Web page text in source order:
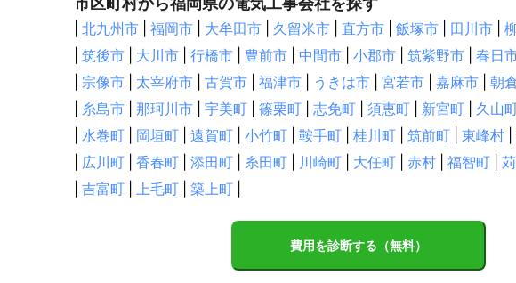
北九州市 福岡市 大牟田市 久留米市 直方市 飯塚市 田川市
筑後市 大川市 行橋市 豊前市 中間市 小郡市 筑紫野市 春日
宗像市 太宰府市 古賀市 福津市 うきは市 宮若市 嘉麻市 朝
糸島市 那珂川市 宇美町 篠栗町 志免町 須恵町 新宮町 久山
水巻町 岡垣町 遠賀町 小竹町 鞍手町 桂川町 筑前町 東峰村
広川町 香春町 添田町 糸田町 川崎町 大任町 赤村 福智町
吉富町 上毛町 築上町
費用を診断する（無料）